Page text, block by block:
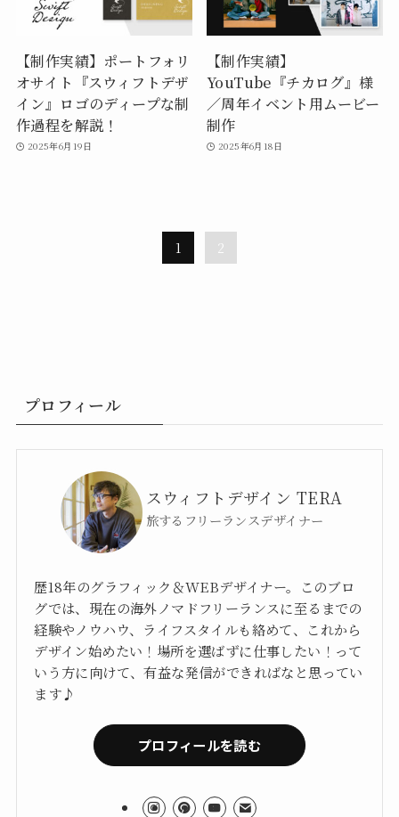
【制作実績】ポートフォリ
オサイト『スウィフトデザ
イン』ロゴのディープな制
作過程を解説！
2025年6月19日
【制作実績】
YouTube『チカログ』様
／周年イベント用ムービー
制作
2025年6月18日
1 2
プロフィール
スウィフトデザイン TERA
旅するフリーランスデザイナー
歴18年のグラフィック＆WEBデザイナー。このブロ
グでは、現在の海外ノマドフリーランスに至るまでの
経験やノウハウ、ライフスタイルも絡めて、これから
デザイン始めたい！場所を選ばずに仕事したい！って
いう方に向けて、有益な発信ができればなと思ってい
ます♪
プロフィールを読む